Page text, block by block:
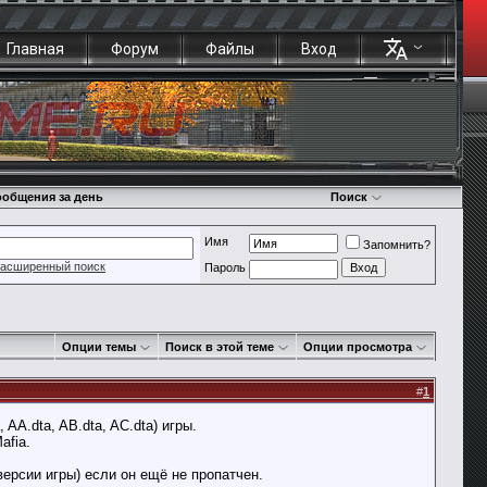
Главная Форум Файлы Вход
за день Поиск
поиск
Имя
Запомнить?
Пароль
Опции темы Поиск в этой теме Опции просмотра
#1
AA.dta, AB.dta, AC.dta) игры.
игры) если он ещё не пропатчен.